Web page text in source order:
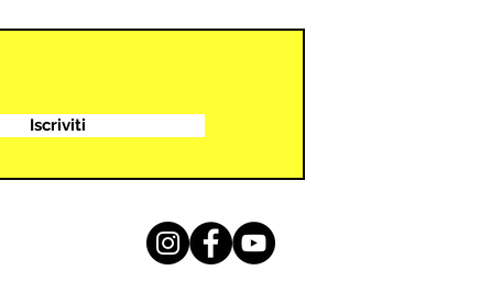
Iscriviti